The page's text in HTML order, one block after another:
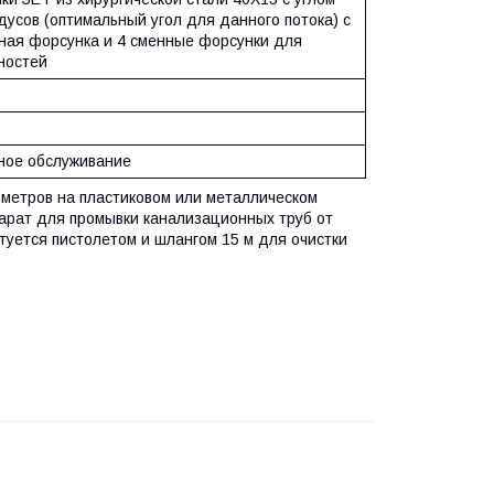
(оптимальный угол для данного потока) с
форсунка и 4 сменные форсунки для
обслуживание
на пластиковом или металлическом
для промывки канализационных труб от
пистолетом и шлангом 15 м для очистки